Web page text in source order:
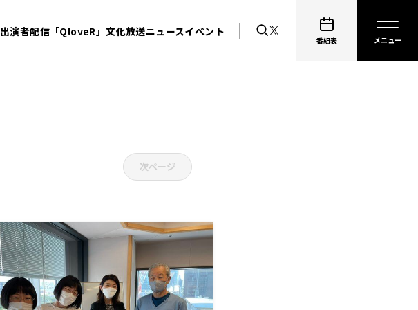
出演者配信「QloveR」文化放送ニュースイベント
番組表
次ページ